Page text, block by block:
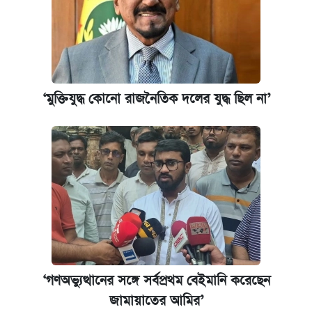
‘মুক্তিযুদ্ধ কোনো রাজনৈতিক দলের যুদ্ধ ছিল না’
‘গণঅভ্যুত্থানের সঙ্গে সর্বপ্রথম বেইমানি করেছেন
জামায়াতের আমির’